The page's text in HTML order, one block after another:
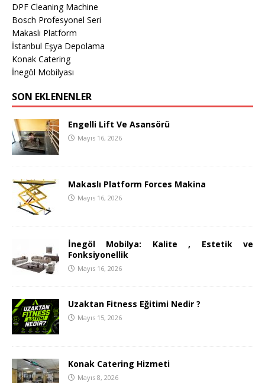
DPF Cleaning Machine
Bosch Profesyonel Seri
Makaslı Platform
İstanbul Eşya Depolama
Konak Catering
İnegöl Mobilyası
SON EKLENENLER
Engelli Lift Ve Asansörü
Mayıs 16, 2026
Makaslı Platform Forces Makina
Mayıs 16, 2026
İnegöl Mobilya: Kalite , Estetik ve
Fonksiyonellik
Mayıs 16, 2026
Uzaktan Fitness Eğitimi Nedir ?
Mayıs 15, 2026
Konak Catering Hizmeti
Mayıs 8, 2026